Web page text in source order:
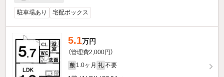
駐車場あり 宅配ボックス
5.1万円
（管理費2,000円）
敷 1.0ヶ月 礼 不要